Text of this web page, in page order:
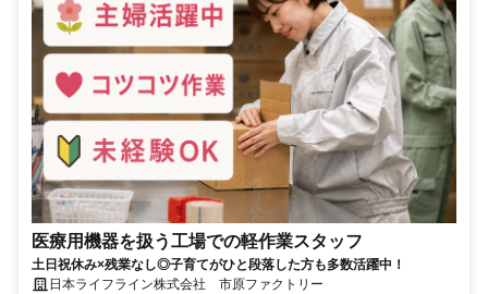
医療用機器を扱う工場での軽作業スタッフ
土日祝休み×残業なし◎子育てがひと段落した方も多数活躍中！
日本ライフライン株式会社 市原ファクトリー